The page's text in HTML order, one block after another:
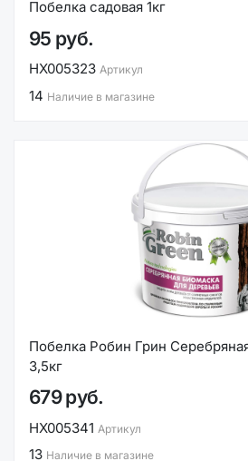
Побелка садовая 1кг
95 руб.
НХ005323 Артикул
14 Наличие в магазине
Побелка Робин Грин
3,5кг
679 руб.
НХ005341 Артикул
13 Наличие в магазине